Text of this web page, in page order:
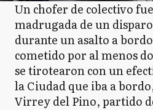
Un chofer de colectivo
madrugada de un
durante un asalto a
cometido por al menos
se tirotearon con un
la Ciudad que iba a
Virrey del Pino, partido